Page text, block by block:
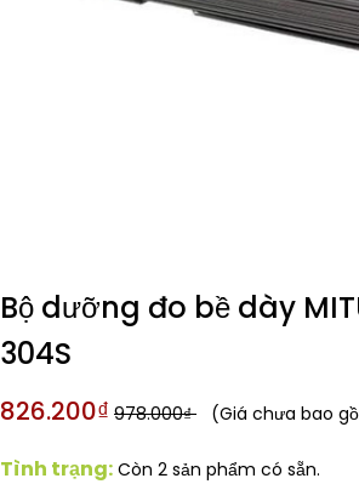
Bộ dưỡng đo bề dày
304S
826.200₫ 978.000₫ (Giá chưa bao
Tình trạng: Còn 2 sản phẩm có sẵn.